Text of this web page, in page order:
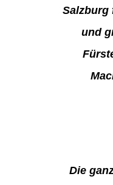
Salzburg
und
Die